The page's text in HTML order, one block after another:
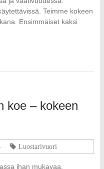
Teimme kokeen
Ensimmäiset kaksi
koe – kokeen
Luostarivuori
ihan mukavaa.